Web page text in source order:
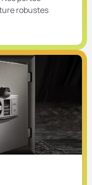
robustes